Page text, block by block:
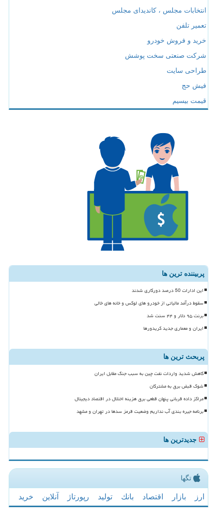
انتخابات مجلس ، کاندیدای مجلس
تعمیر تلفن
خرید و فروش خودرو
شرکت صنعتی سخت پوشش
طراحی سایت
فیش حج
قیمت بیسیم
پربیننده ترین ها
این ادارات 50 درصد دورکاری شدند
سقوط درآمد مالیاتی از خودرو های لوکس و خانه های خالی
برنت ۹۵ دلار و ۴۴ سنت شد
ایران و معماری جدید کریدورها
پربحث ترین ها
کاهش شدید واردات نفت چین به سبب جنگ مقابل ایران
شوک قبض برق به مشترکان
مراکز داده قربانی پنهان قطعی برق هزینه اختلال در اقتصاد دیجیتال
برنامه جیره بندی آب نداریم وضعیت قرمز سدها در تهران و مشهد
جدیدترین ها
تگها
ارز بازار اقتصاد بانك تولید رپورتاژ آنلاین خرید